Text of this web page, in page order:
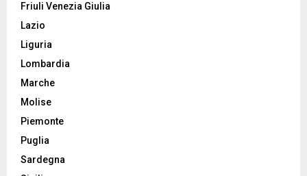
Friuli Venezia Giulia
Lazio
Liguria
Lombardia
Marche
Molise
Piemonte
Puglia
Sardegna